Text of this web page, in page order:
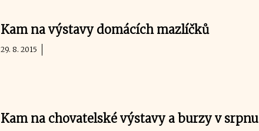
Kam na výstavy domácích mazlíčků
29. 8. 2015
Kam na chovatelské výstavy a burzy v srpnu